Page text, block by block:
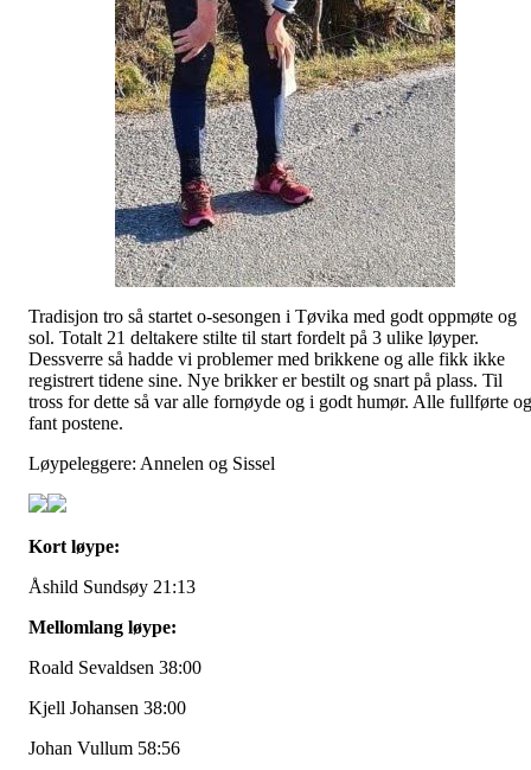
Tradisjon tro så startet o-sesongen i Tøvika med godt oppmøte og
sol. Totalt 21 deltakere stilte til start fordelt på 3 ulike løyper.
Dessverre så hadde vi problemer med brikkene og alle fikk ikke
registrert tidene sine. Nye brikker er bestilt og snart på plass. Til
tross for dette så var alle fornøyde og i godt humør. Alle fullførte og
fant postene.
Løypeleggere: Annelen og Sissel
Kort løype:
Åshild Sundsøy 21:13
Mellomlang løype:
Roald Sevaldsen 38:00
Kjell Johansen 38:00
Johan Vullum 58:56